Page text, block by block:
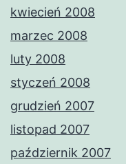
kwiecień 2008
marzec 2008
luty 2008
styczeń 2008
grudzień 2007
listopad 2007
październik 2007